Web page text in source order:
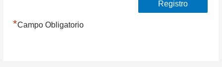
*Campo Obligatorio